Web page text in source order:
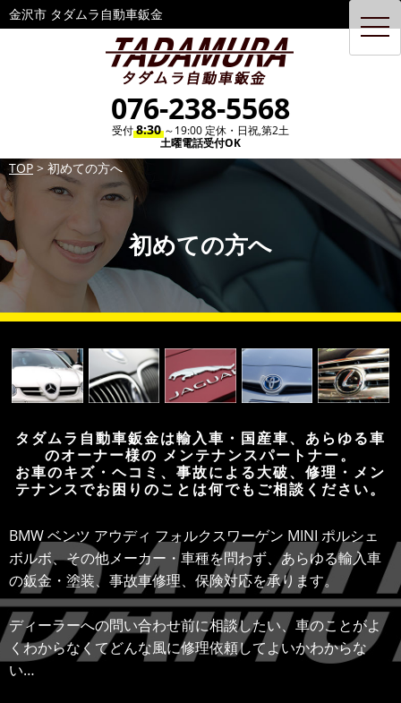
金沢市 タダムラ自動車鈑金
076-238-5568
受付8:30 ～19:00 定休・日祝,第2土
土曜電話受付OK
TOP > 初めての方へ
初めての方へ
タダムラ自動車鈑金は輸入車・国産車、あらゆる車
のオーナー様の メンテナンスパートナー。
お車のキズ・ヘコミ、事故による大破、修理・メン
テナンスでお困りのことは何でもご相談ください。
BMW ベンツ アウディ フォルクスワーゲン MINI ポルシェ
ボルボ、その他メーカー・車種を問わず、あらゆる輸入車
の鈑金・塗装、事故車修理、保険対応を承ります。
ディーラーへの問い合わせ前に相談したい、車のことがよ
くわからなくてどんな風に修理依頼してよいかわからな
い…